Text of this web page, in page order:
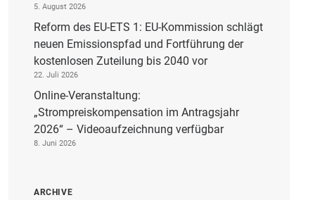
5. August 2026
Reform des EU-ETS 1: EU-Kommission schlägt
neuen Emissionspfad und Fortführung der
kostenlosen Zuteilung bis 2040 vor
22. Juli 2026
Online-Veranstaltung:
„Strompreiskompensation im Antragsjahr
2026“ – Videoaufzeichnung verfügbar
8. Juni 2026
ARCHIVE